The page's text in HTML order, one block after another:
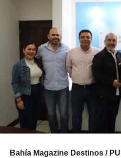
Bahía Magazine Destinos /